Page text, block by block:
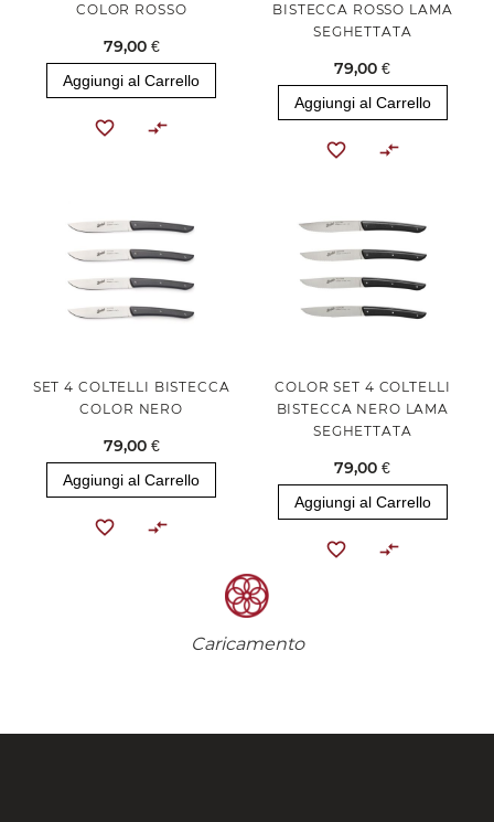
COLOR ROSSO
79,00 €
Aggiungi al Carrello
BISTECCA ROSSO LAMA
SEGHETTATA
79,00 €
Aggiungi al Carrello
SET 4 COLTELLI BISTECCA
COLOR NERO
79,00 €
Aggiungi al Carrello
COLOR SET 4 COLTELLI
BISTECCA NERO LAMA
SEGHETTATA
79,00 €
Aggiungi al Carrello
Caricamento